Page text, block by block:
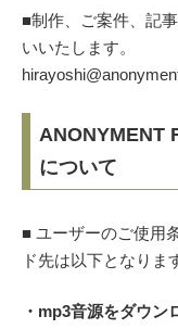
■制作、ご案件、記
いいたします。
ANONYMENT
について
■ ユーザーのご使用
ド先は以下となりま
・mp3音源をダウン